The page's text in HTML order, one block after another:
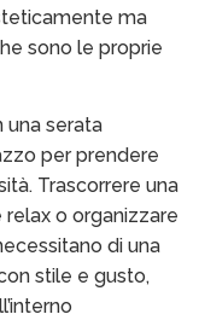
ma
sono le proprie
una serata
per prendere
Trascorrere una
o organizzare
di una
stile e gusto,